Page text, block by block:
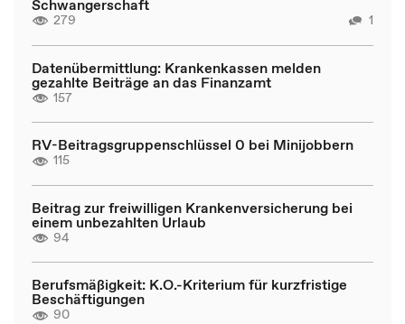
Schwangerschaft
279 1
Datenübermittlung: Krankenkassen melden
gezahlte Beiträge an das Finanzamt
157
RV-Beitragsgruppenschlüssel 0 bei Minijobbern
115
Beitrag zur freiwilligen Krankenversicherung bei
einem unbezahlten Urlaub
94
Berufsmäßigkeit: K.O.-Kriterium für kurzfristige
Beschäftigungen
90